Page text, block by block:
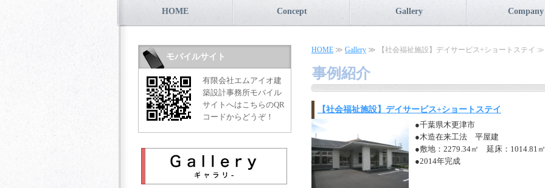
HOME Concept Gallery Company
HOME ≫ Gallery ≫ 【社会福祉施設】デイサービス+ショートステイ ≫
事例紹介
【社会福祉施設】デイサービス+ショートステイ
●千葉県木更津市
●木造在来工法 平屋建
●敷地：2279.34㎡ 延床：1014.81㎡
●2014年完成
モバイルサイト
有限会社エムアイオ建
築設計事務所モバイル
サイトへはこちらのQR
コードからどうぞ！